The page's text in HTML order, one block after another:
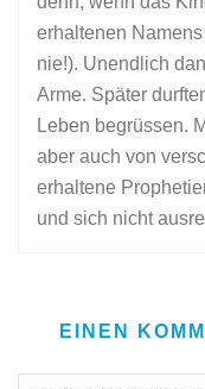
erhaltenen
nie!). Unendlich
Arme. Später
Leben begrüssen.
aber auch von
erhaltene
und sich nicht
EINEN